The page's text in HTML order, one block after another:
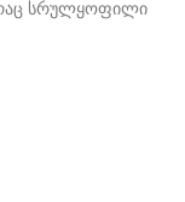
რაც სრულყოფილი